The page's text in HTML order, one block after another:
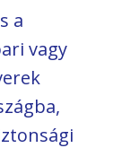
a
vagy